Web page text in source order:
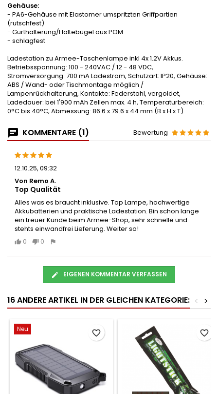
Gehäuse:
- PA6-Gehäuse mit Elastomer umspritzten Griffpartien
(rutschfest)
- Gurthalterung/Haltebügel aus POM
- schlagfest
Ladestation zu Armee-Taschenlampe inkl 4x 1.2V Akkus.
Betriebsspannung: 100 - 240VAC / 12 - 48 VDC,
Stromversorgung: 700 mA Ladestrom, Schutzart: IP20, Gehäuse:
ABS / Wand- oder Tischmontage möglich /
Lampenrückhalterung, Kontakte: Federstahl, vergoldet,
Ladedauer: bei 1'900 mAh Zellen max. 4 h, Temperaturbereich:
0°C bis 40°C, Abmessung: 86.6 x 79.6 x 44 mm (B x H x T)
KOMMENTARE (1) Bewertung
12.10.25, 09:32
Von Remo A.
Top Qualität
Alles was es braucht inklusive. Top Lampe, hochwertige
Akkubatterien und praktische Ladestation. Bin schon lange
ein treuer Kunde beim Armee-Shop, sehr schnelle und
stehts einwandfrei Lieferung. Weiter so!
0
0
EIGENEN KOMMENTAR VERFASSEN
16 ANDERE ARTIKEL IN DER GLEICHEN KATEGORIE: >
<
Neu favorite_border favorite_border